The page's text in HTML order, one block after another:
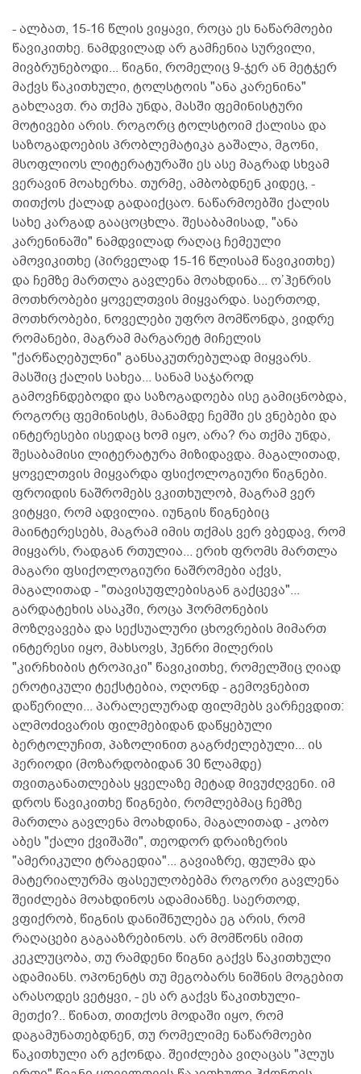
- ალბათ, 15-16 წლის ვიყავი, როცა ეს ნაწარმოები
წავიკითხე. ნამდვილად არ გამჩენია სურვილი,
მივბრუნებოდი... წიგნი, რომელიც 9-ჯერ ან მეტჯერ
მაქვს წაკითხული, ტოლსტოის "ანა კარენინა"
გახლავთ. რა თქმა უნდა, მასში ფემინისტური
მოტივები არის. როგორც ტოლსტოიმ ქალისა და
საზოგადოების პრობლემატიკა გაშალა, მგონი,
მსოფლიოს ლიტერატურაში ეს ასე მაგრად სხვამ
ვერავინ მოახერხა. თურმე, ამბობდნენ კიდეც, -
თითქოს ქალად გადაიქცაო. ნაწარმოებში ქალის
სახე კარგად გააცოცხლა. შესაბამისად, "ანა
კარენინაში" ნამდვილად რაღაც ჩემეული
ამოვიკითხე (პირველად 15-16 წლისამ წავიკითხე)
და ჩემზე მართლა გავლენა მოახდინა... ო’ჰენრის
მოთხრობები ყოველთვის მიყვარდა. საერთოდ,
მოთხრობები, ნოველები უფრო მომწონდა, ვიდრე
რომანები, მაგრამ მარგარეტ მიჩელის
"ქარწაღებულნი" განსაკუთრებულად მიყვარს.
მასშიც ქალის სახეა... სანამ საჯაროდ
გამოვჩნდებოდი და საზოგადოება ისე გამიცნობდა,
როგორც ფემინისტს, მანამდე ჩემში ეს ვნებები და
ინტერესები ისედაც ხომ იყო, არა? რა თქმა უნდა,
შესაბამისი ლიტერატურა მიზიდავდა. მაგალითად,
ყოველთვის მიყვარდა ფსიქოლოგიური წიგნები.
ფროიდის ნაშრომებს ვკითხულობ, მაგრამ ვერ
ვიტყვი, რომ ადვილია. იუნგის წიგნებიც
მაინტერესებს, მაგრამ იმის თქმას ვერ ვბედავ, რომ
მიყვარს, რადგან რთულია... ერიხ ფრომს მართლა
მაგარი ფსიქოლოგიური ნაშრომები აქვს,
მაგალითად - "თავისუფლებისგან გაქცევა"...
გარდატეხის ასაკში, როცა ჰორმონების
მოზღვავება და სექსუალური ცხოვრების მიმართ
ინტერესი იყო, მახსოვს, ჰენრი მილერის
"კირჩხიბის ტროპიკი" წავიკითხე, რომელშიც ღიად
ეროტიკული ტექსტებია, ოღონდ - გემოვნებით
დაწერილი... პარალელურად ფილმებს ვარჩევდით:
ალმოdoვარის ფილმებიდან დაწყებული
ბერტოლუჩით, პაზოლინით გაგრძელებული... ის
პერიოდი (მოზარდობიდან 30 წლამდე)
თვითგანათლებას ყველაზე მეტად მივუძღვენი. იმ
დროს წავიკითხე წიგნები, რომლებმაც ჩემზე
მართლა გავლენა მოახდინა, მაგალითად - კობო
აბეს "ქალი ქვიშაში", თეოდორ დრაიზერის
"ამერიკული ტრაგედია"... გავიაზრე, ფულმა და
მატერიალურმა ფასეულობებმა როგორი გავლენა
შეიძლება მოახდინოს ადამიანზე. საერთოდ,
ვფიქრობ, წიგნის დანიშნულება ეგ არის, რომ
რაღაცები გაგააზრებინოს. არ მომწონს იმით
კეკლუცობა, თუ რამდენი წიგნი გაქვს წაკითხული
ადამიანს. ოპონენტს თუ მეგობარს ნიშნის მოგებით
არასოდეს ვეტყვი, - ეს არ გაქვს წაკითხული-
მეთქი?.. წინათ, თითქოს მოდაში იყო, რომ
დაგამუნათებდნენ, თუ რომელიმე ნაწარმოები
წაკითხული არ გქონდა. შეიძლება ვიღაცას "პლუს